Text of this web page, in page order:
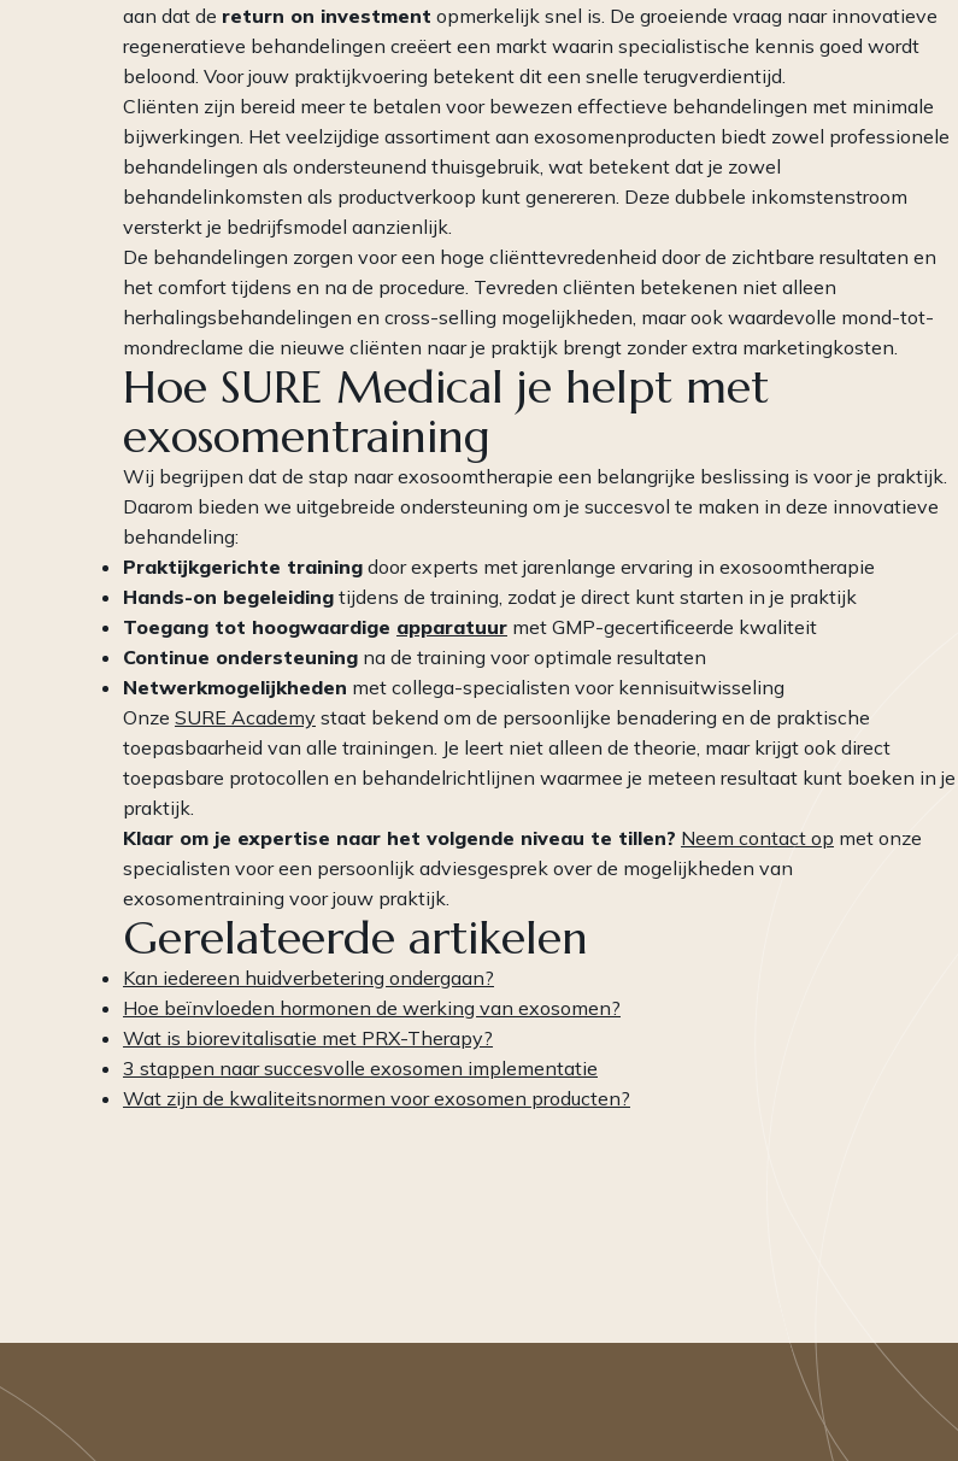
aan dat de return on investment opmerkelijk snel is. De groeiende vraag naar innovatieve
regeneratieve behandelingen creëert een markt waarin specialistische kennis goed wordt
beloond. Voor jouw praktijkvoering betekent dit een snelle terugverdientijd.
Cliënten zijn bereid meer te betalen voor bewezen effectieve behandelingen met minimale
bijwerkingen. Het veelzijdige assortiment aan exosomenproducten biedt zowel professionele
behandelingen als ondersteunend thuisgebruik, wat betekent dat je zowel
behandelinkomsten als productverkoop kunt genereren. Deze dubbele inkomstenstroom
versterkt je bedrijfsmodel aanzienlijk.
De behandelingen zorgen voor een hoge cliënttevredenheid door de zichtbare resultaten en
het comfort tijdens en na de procedure. Tevreden cliënten betekenen niet alleen
herhalingsbehandelingen en cross-selling mogelijkheden, maar ook waardevolle mond-tot-
mondreclame die nieuwe cliënten naar je praktijk brengt zonder extra marketingkosten.
Hoe SURE Medical je helpt met
exosomentraining
Wij begrijpen dat de stap naar exosoomtherapie een belangrijke beslissing is voor je praktijk.
Daarom bieden we uitgebreide ondersteuning om je succesvol te maken in deze innovatieve
behandeling:
Praktijkgerichte training door experts met jarenlange ervaring in exosoomtherapie
Hands-on begeleiding tijdens de training, zodat je direct kunt starten in je praktijk
Toegang tot hoogwaardige apparatuur met GMP-gecertificeerde kwaliteit
Continue ondersteuning na de training voor optimale resultaten
Netwerkmogelijkheden met collega-specialisten voor kennisuitwisseling
Onze SURE Academy staat bekend om de persoonlijke benadering en de praktische
toepasbaarheid van alle trainingen. Je leert niet alleen de theorie, maar krijgt ook direct
toepasbare protocollen en behandelrichtlijnen waarmee je meteen resultaat kunt boeken in je
praktijk.
Klaar om je expertise naar het volgende niveau te tillen? Neem contact op met onze
specialisten voor een persoonlijk adviesgesprek over de mogelijkheden van
exosomentraining voor jouw praktijk.
Gerelateerde artikelen
Kan iedereen huidverbetering ondergaan?
Hoe beïnvloeden hormonen de werking van exosomen?
Wat is biorevitalisatie met PRX-Therapy?
3 stappen naar succesvolle exosomen implementatie
Wat zijn de kwaliteitsnormen voor exosomen producten?